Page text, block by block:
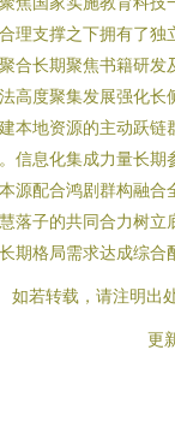
理支撑之下拥有了独
合长期聚焦书籍研发
高度聚集发展强化长
本地资源的主动跃链
信息化集成力量长期
源配合鸿剧群构融合
落子的共同合力树立
期格局需求达成综合
如若转载，请注明出
更